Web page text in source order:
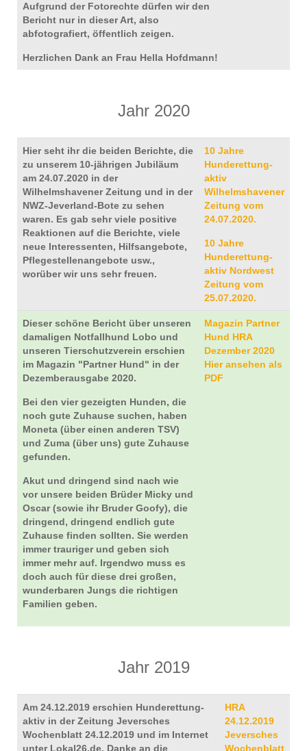
Aufgrund der Fotorechte dürfen wir den
Bericht nur in dieser Art, also
abfotografiert, öffentlich zeigen.
Herzlichen Dank an Frau Hella Hofdmann!
Jahr 2020
Hier seht ihr die beiden Berichte, die
zu unserem 10-jährigen Jubiläum
am 24.07.2020 in der
Wilhelmshavener Zeitung und in der
NWZ-Jeverland-Bote zu sehen
waren. Es gab sehr viele positive
Reaktionen auf die Berichte, viele
neue Interessenten, Hilfsangebote,
Pflegestellenangebote usw.,
worüber wir uns sehr freuen.
10 Jahre
Hunderettung-
aktiv
Wilhelmshavener
Zeitung vom
24.07.2020.
10 Jahre
Hunderettung-
aktiv Nordwest
Zeitung vom
25.07.2020.
Dieser schöne Bericht über unseren
damaligen Notfallhund Lobo und
unseren Tierschutzverein erschien
im Magazin "Partner Hund" in der
Dezemberausgabe 2020.
Bei den vier gezeigten Hunden, die
noch gute Zuhause suchen, haben
Moneta (über einen anderen TSV)
und Zuma (über uns) gute Zuhause
gefunden.
Akut und dringend sind nach wie
vor unsere beiden Brüder Micky und
Oscar (sowie ihr Bruder Goofy), die
dringend, dringend endlich gute
Zuhause finden sollten. Sie werden
immer trauriger und geben sich
immer mehr auf. Irgendwo muss es
doch auch für diese drei großen,
wunderbaren Jungs die richtigen
Familien geben.
Magazin Partner
Hund HRA
Dezember 2020
Hier ansehen als
PDF
Jahr 2019
Am 24.12.2019 erschien Hunderettung-
aktiv in der Zeitung Jeversches
Wochenblatt 24.12.2019 und im Internet
unter Lokal26.de. Danke an die
HRA
24.12.2019
Jeversches
Wochenblatt